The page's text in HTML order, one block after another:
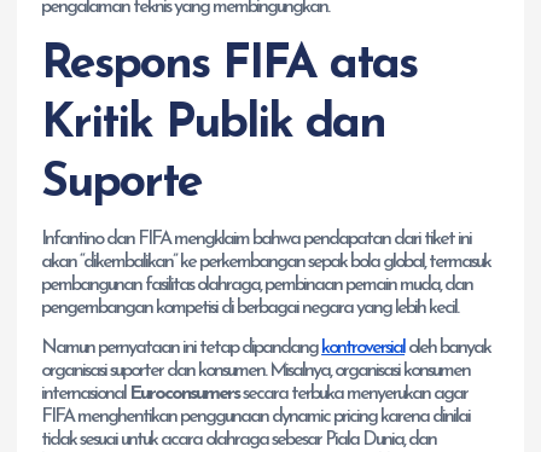
pengalaman teknis yang membingungkan.
Respons FIFA atas
Kritik Publik dan
Suporte
Infantino dan FIFA mengklaim bahwa pendapatan dari tiket ini
akan “dikembalikan” ke perkembangan sepak bola global, termasuk
pembangunan fasilitas olahraga, pembinaan pemain muda, dan
pengembangan kompetisi di berbagai negara yang lebih kecil.
Namun pernyataan ini tetap dipandangkontroversialoleh banyak
organisasi suporter dan konsumen. Misalnya, organisasi konsumen
internasional Euroconsumerssecara terbuka menyerukan agar
FIFA menghentikan penggunaan dynamic pricing karena dinilai
tidak sesuai untuk acara olahraga sebesar Piala Dunia, dan